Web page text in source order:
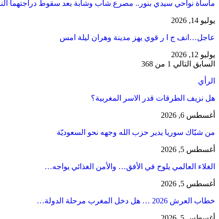
مأساة نواحي سيدي بنور.. مصرع شاب وشابة بعد سقوط دراجتهما
يوليو 14, 2026
عاجل…انف ج ا ر قوي يهز مدينة وهران ليلة امس
يوليو 12, 2026
السابق التالي 1 من 368
الرأي
هل نزيف الطرقات قدر الاسر المغربية؟
أغسطس 6, 2026
من شبّاك سوريا يدير حزب الله وجهه نحو السعوديّة
أغسطس 5, 2026
الغلاء العالمي يلوح في الأفق… والأمن الغذائي يواجه…
أغسطس 5, 2026
خطاب العرش 2026 … هل دخل المغرب مرحلة الدولة…